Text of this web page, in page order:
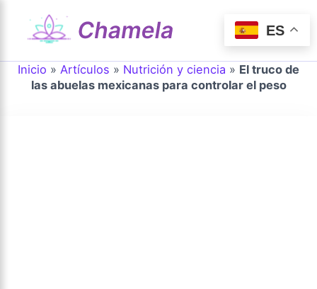
contenido
Inicio » Artículos » Nutrición y ciencia » El truco de
las abuelas mexicanas para controlar el peso
ES